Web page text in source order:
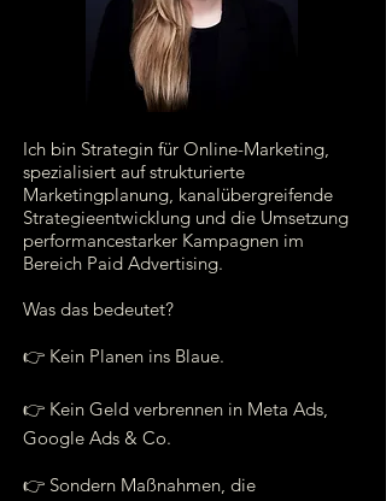
Ich bin Strategin für Online-Marketing,
spezialisiert auf strukturierte
Marketingplanung, kanalübergreifende
Strategieentwicklung und die Umsetzung
performancestarker Kampagnen im
Bereich Paid Advertising.
Was das bedeutet?
👉 Kein Planen ins Blaue.
👉 Kein Geld verbrennen in Meta Ads,
Google Ads & Co.
👉 Sondern Maßnahmen, die